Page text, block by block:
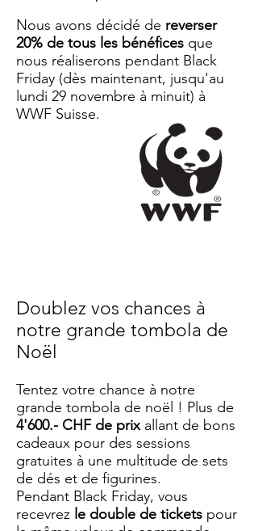
Doublez vos chances à
notre grande tombola de
Noël
Tentez votre chance à notre
grande tombola de noël ! Plus de
4'600.- CHF de prixallant de bons
cadeaux pour des sessions
gratuites à une multitude de sets
de dés et de figurines.
Pendant Black Friday, vous
recevrez le double de tickets pour
Nous avons décidé de reverser
20% de tous les bénéfices que
nous réaliserons pendant Black
Friday (dès maintenant, jusqu'au
lundi 29 novembre à minuit) à
WWF Suisse.